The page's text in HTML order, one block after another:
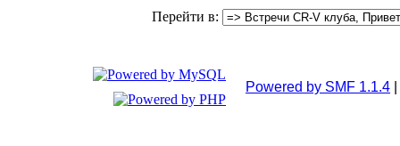
Перейти в:
Powered by SMF 1.1.4